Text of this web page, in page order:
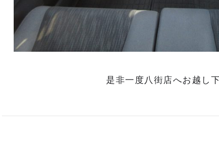
是非一度八街店へお越し